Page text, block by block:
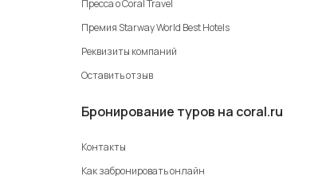
Пресса о Coral Travel
Премия Starway World Best Hotels
Реквизиты компаний
Оставить отзыв
Бронирование туров на coral.ru
Контакты
Как забронировать онлайн